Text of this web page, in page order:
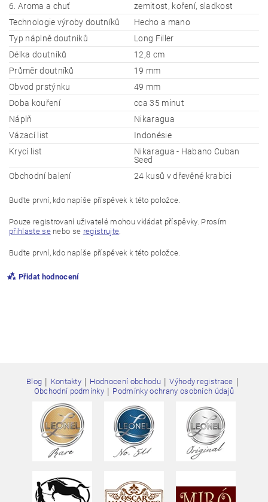
6. Aroma a chuť
zemitost, koření, sladkost
Technologie výroby doutníků
Hecho a mano
Typ náplně doutníků
Long Filler
Délka doutníků
12,8 cm
Průměr doutníků
19 mm
Obvod prstýnku
49 mm
Doba kouření
cca 35 minut
Náplň
Nikaragua
Vázací list
Indonésie
Krycí list
Nikaragua - Habano Cuban
Seed
Obchodní balení
24 kusů v dřevěné krabici
Buďte první, kdo napíše příspěvek k této položce.
Pouze registrovaní uživatelé mohou vkládat příspěvky. Prosím
přihlaste senebo se registrujte
Buďte první, kdo napíše příspěvek k této položce.
Přidat hodnocení
podmínkami ochrany
Blog | Kontakty | Hodnocení obchodu | Výhody registrace |
Obchodní podmínky | Podmínky ochrany osobních údajů